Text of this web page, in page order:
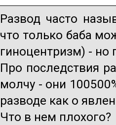
Развод часто
что только баба
гиноцентризм) - но
Про последствия
молчу - они
разводе как о
Что в нем плохого?